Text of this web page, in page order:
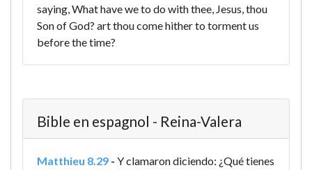
saying, What have we to do with thee, Jesus, thou
Son of God? art thou come hither to torment us
before the time?
Bible en espagnol - Reina-Valera
Matthieu 8.29 - Y clamaron diciendo: ¿Qué tienes